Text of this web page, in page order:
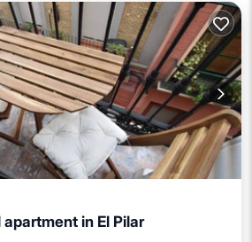
in El Pilar
Internet